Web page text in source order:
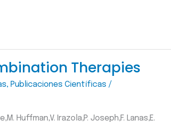
Therapies
, Publicaciones Científicas /
Huffman,V. Irazola,P. Joseph,F. Lanas,E.